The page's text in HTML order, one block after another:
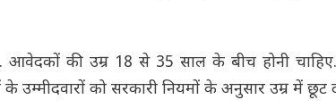
आवेदकों की उम्र 18 से 35 साल के बीच होनी
को सरकारी नियमों के अनुसार उम्र में छूट